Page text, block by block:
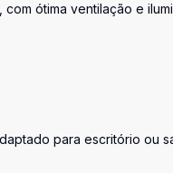
ótima ventilação e
para escritório ou